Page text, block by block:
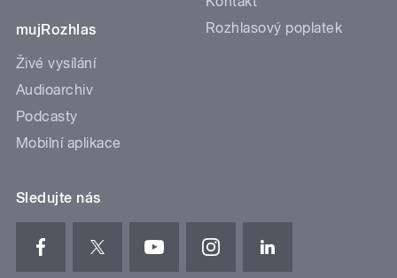
mujRozhlas
Živé vysílání
Audioarchiv
Podcasty
Mobilní aplikace
Rozhlasový poplatek
Sledujte nás